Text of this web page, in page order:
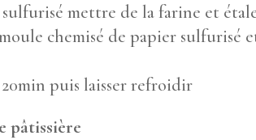
mettre de la farine et
chemisé de papier sulfurisé
puis laisser refroidir
pâtissière